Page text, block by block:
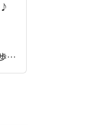
福岡市地下鉄七隈線「橋本(福岡)駅」（徒歩15分）